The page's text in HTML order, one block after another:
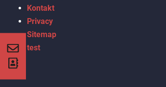
Kontakt
Privacy
Sitemap
test